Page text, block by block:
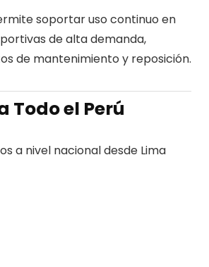
soportar uso continuo en
de alta demanda,
de mantenimiento y reposición.
Todo el Perú
a nivel nacional desde Lima